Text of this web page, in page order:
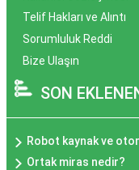
Telif Hakları ve Alıntı
Sorumluluk Reddi
Bize Ulaşın
SON
Robot kaynak ve
Ortak miras nedir?